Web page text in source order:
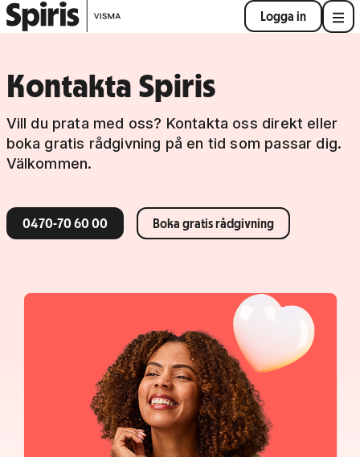
Logga in
Kontakta Spiris
Vill du prata med oss? Kontakta oss direkt eller
boka gratis rådgivning på en tid som passar dig.
Välkommen.
0470-70 60 00 Boka gratis rådgivning